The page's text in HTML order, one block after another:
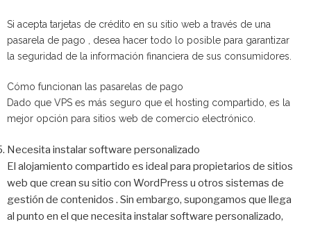
Si acepta tarjetas de crédito en su sitio web a través de una
pasarela de pago , desea hacer todo lo posible para garantizar
la seguridad de la información financiera de sus consumidores.
Cómo funcionan las pasarelas de pago
Dado que VPS es más seguro que el hosting compartido, es la
mejor opción para sitios web de comercio electrónico.
Necesita instalar software personalizado
El alojamiento compartido es ideal para propietarios de sitios
web que crean su sitio con WordPress u otros sistemas de
gestión de contenidos . Sin embargo, supongamos que llega
al punto en el que necesita instalar software personalizado,